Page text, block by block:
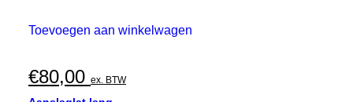
Toevoegen aan winkelwagen
€80,00 ex. BTW